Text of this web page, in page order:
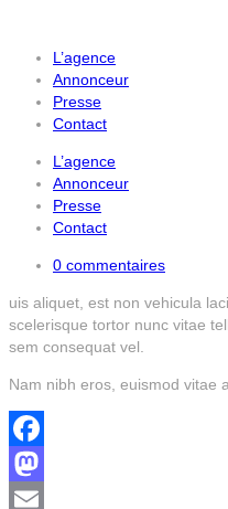
L’agence
Annonceur
Presse
Contact
L’agence
Annonceur
Presse
Contact
0 commentaires
uis aliquet, est non vehicula
scelerisque tortor nunc vitae
sem consequat vel.
Nam nibh eros, euismod vitae
Facebook
Mastodon